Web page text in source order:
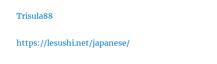
Trisula88
https://lesushi.net/japanese/